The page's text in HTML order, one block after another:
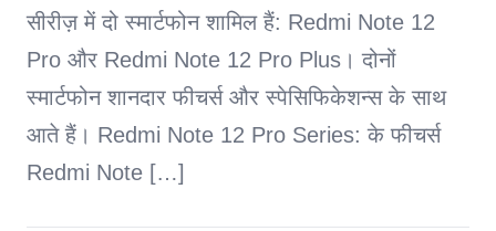
सीरीज़ में दो स्मार्टफोन शामिल हैं: Redmi Note 12
Pro और Redmi Note 12 Pro Plus। दोनों
स्मार्टफोन शानदार फीचर्स और स्पेसिफिकेशन्स के साथ
आते हैं। Redmi Note 12 Pro Series: के फीचर्स
Redmi Note […]